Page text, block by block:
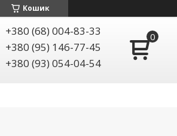
Кошик
+380 (68) 004-83-33
+380 (95) 146-77-45
+380 (93) 054-04-54